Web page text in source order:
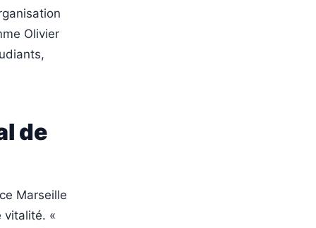
Olivier
de
Marseille
vitalité. «